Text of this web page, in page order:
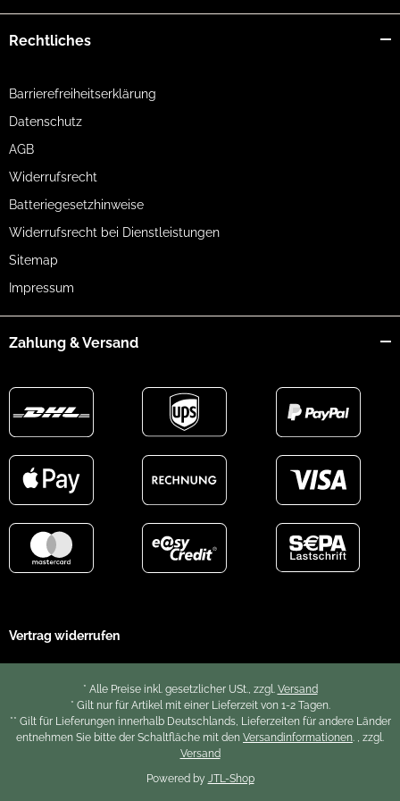
Rechtliches
Barrierefreiheitserklärung
Datenschutz
AGB
Widerrufsrecht
Batteriegesetzhinweise
Widerrufsrecht bei Dienstleistungen
Sitemap
Impressum
Zahlung & Versand
Vertrag widerrufen
* Alle Preise inkl. gesetzlicher USt., zzgl. Versand
* Gilt nur für Artikel mit einer Lieferzeit von 1-2 Tagen.
** Gilt für Lieferungen innerhalb Deutschlands, Lieferzeiten für andere Länder
entnehmen Sie bitte der Schaltfläche mit den Versandinformationen. , zzgl.
Versand
Powered by JTL-Shop